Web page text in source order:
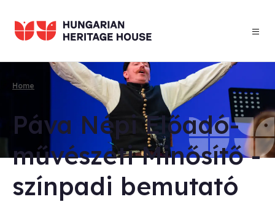
Breadcrumb
Home
Páva Népi Előadó-
művész­eti Minősítő -
szín­padi be­mutató